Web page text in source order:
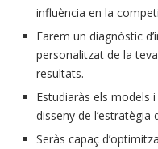
influència en la
Farem un diagnòstic
personalitzat de la
resultats.
Estudiaràs els models
disseny de l’estratègia
Seràs capaç